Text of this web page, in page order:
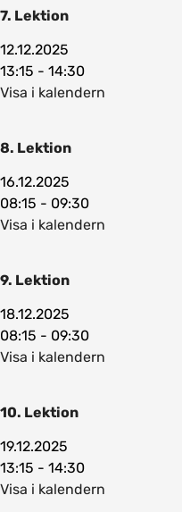
7. Lektion
12.12.2025
13:15 - 14:30
Visa i kalendern
8. Lektion
16.12.2025
08:15 - 09:30
Visa i kalendern
9. Lektion
18.12.2025
08:15 - 09:30
Visa i kalendern
10. Lektion
19.12.2025
13:15 - 14:30
Visa i kalendern